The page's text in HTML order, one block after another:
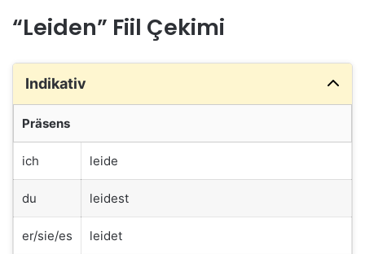
“Leiden” Fiil Çekimi
Indikativ
Präsens
ich leide
du leidest
er/sie/es leidet